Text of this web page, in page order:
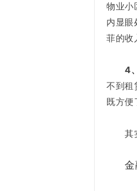
物业小
内显眼
菲的收
4
不到租
既方便
其实
金